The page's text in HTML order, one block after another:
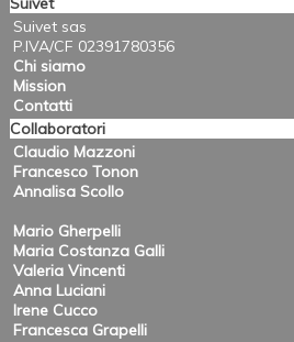
Suivet sas
P.IVA/CF 02391780356
Chi siamo
Mission
Contatti
Collaboratori
Claudio Mazzoni
Francesco Tonon
Annalisa Scollo
Mario Gherpelli
Maria Costanza Galli
Valeria Vincenti
Anna Luciani
Irene Cucco
Francesca Grapelli